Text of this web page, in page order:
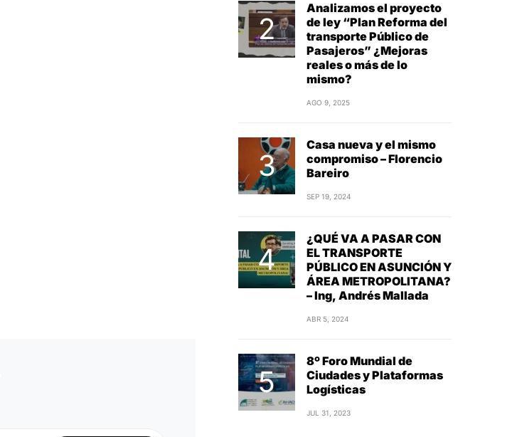
Analizamos el proyecto
de ley “Plan Reforma del
transporte Público de
Pasajeros” ¿Mejoras
reales o más de lo
mismo?
AGO 9, 2025
Casa nueva y el mismo
compromiso – Florencio
Bareiro
SEP 19, 2024
¿QUÉ VA A PASAR CON
EL TRANSPORTE
PÚBLICO EN ASUNCIÓN Y
ÁREA METROPOLITANA?
– Ing, Andrés Mallada
ABR 5, 2024
8º Foro Mundial de
Ciudades y Plataformas
Logísticas
JUL 31, 2023